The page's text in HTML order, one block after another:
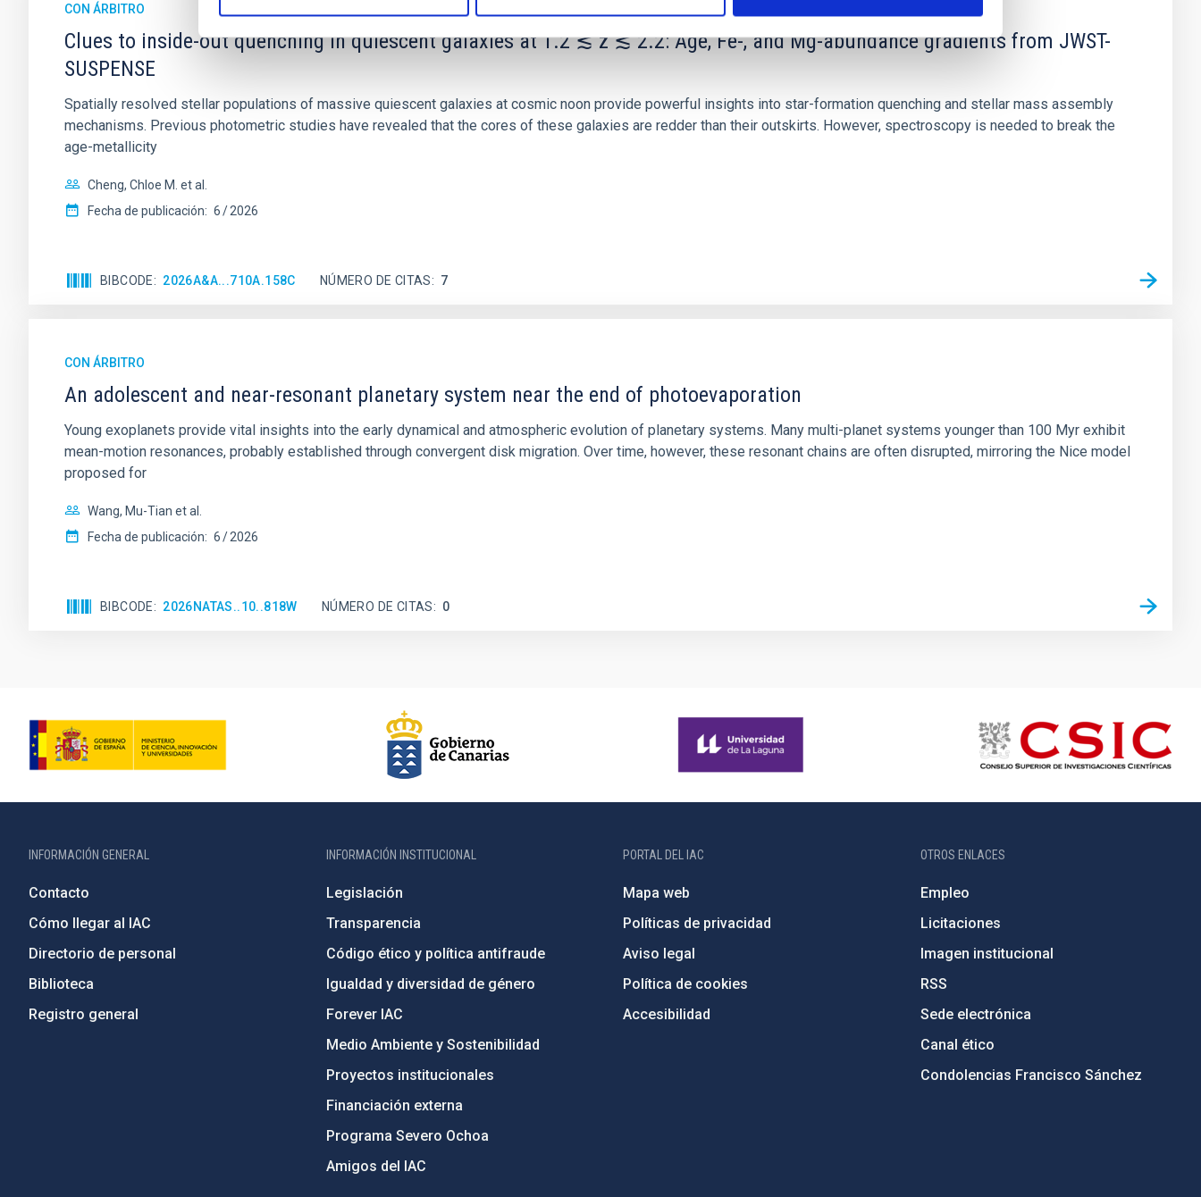
CON ÁRBITRO
Clues to inside-out quenching in quiescent galaxies at 1.2 ≲ z ≲ 2.2: Age, Fe-, and Mg-abundance gradients from JWST-
SUSPENSE
Spatially resolved stellar populations of massive quiescent galaxies at cosmic noon provide powerful insights into star-formation quenching and stellar mass assembly
mechanisms. Previous photometric studies have revealed that the cores of these galaxies are redder than their outskirts. However, spectroscopy is needed to break the
age-metallicity
Cheng, Chloe M. et al.
Fecha de publicación: 6 2026
BIBCODE 2026A&A...710A.158C NÚMERO DE CITAS 7
CON ÁRBITRO
An adolescent and near-resonant planetary system near the end of photoevaporation
Young exoplanets provide vital insights into the early dynamical and atmospheric evolution of planetary systems. Many multi-planet systems younger than 100 Myr exhibit
mean-motion resonances, probably established through convergent disk migration. Over time, however, these resonant chains are often disrupted, mirroring the Nice model
proposed for
Wang, Mu-Tian et al.
Fecha de publicación: 6 2026
BIBCODE 2026NATAS..10..818W NÚMERO DE CITAS 0
INFORMACIÓN GENERAL
Contacto
Cómo llegar al IAC
Directorio de personal
Biblioteca
Registro general
INFORMACIÓN INSTITUCIONAL
Legislación
Transparencia
Código ético y política antifraude
Igualdad y diversidad de género
Forever IAC
Medio Ambiente y Sostenibilidad
Proyectos institucionales
Financiación externa
Programa Severo Ochoa
Amigos del IAC
PORTAL DEL IAC
Mapa web
Políticas de privacidad
Aviso legal
Política de cookies
Accesibilidad
OTROS ENLACES
Empleo
Licitaciones
Imagen institucional
RSS
Sede electrónica
Canal ético
Condolencias Francisco Sánchez